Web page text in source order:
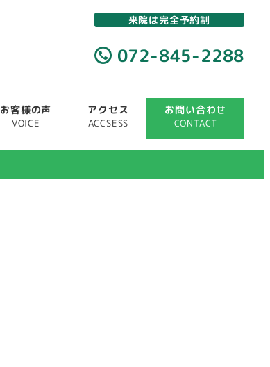
来院は完全予約制
072-845-2288
お客様の声
VOICE
アクセス
ACCSESS
お問い合わせ
CONTACT